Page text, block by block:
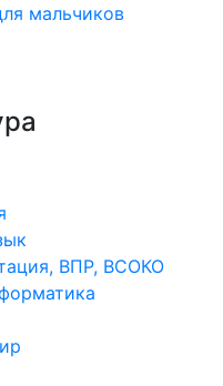
мальчиков
ВПР, ВСОКО